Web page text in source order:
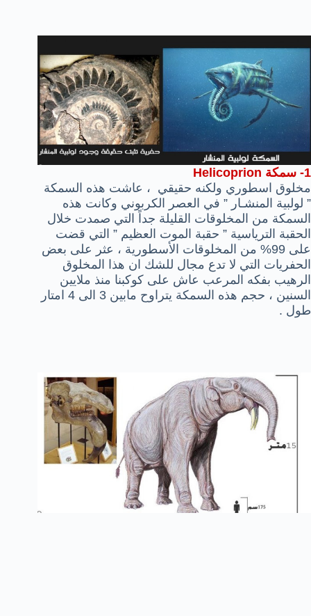
1- سمكة Helicoprion
مخلوق اسطوري ولكنه حقيقي ، عاشت هذه السمكة
” لولبية المنشـار ” في العصر الكربوني وكانت هذه
السمكة من المخلوقات القليلة جداً التي صمدت خلال
الحقبة الترياسية ” حقبة الموت العظيم ” التي قضت
على 99% من المخلوقات الأسطورية ، عثر على بعض
الحفريات التي لا تدع مجال للشك ان هذا المخلوق
الرهيب بفكه المرعب عاش على كوكبنا منذ ملايين
السنين ، حجم هذه السمكة يتراوح مابين 3 الى 4 امتار
طول .